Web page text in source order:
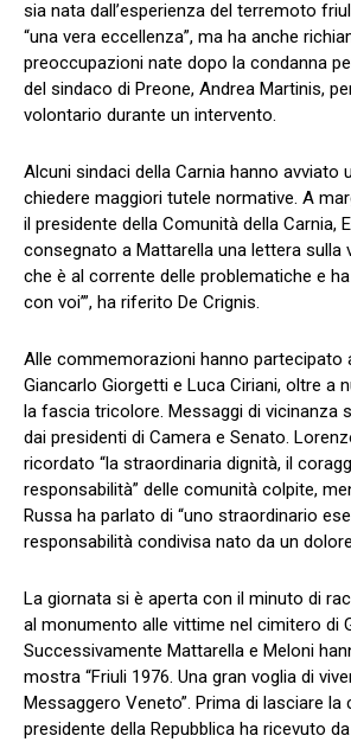
sia nata dall’esperienza del terremoto
“una vera eccellenza”, ma ha anche
preoccupazioni nate dopo la condanna
del sindaco di Preone, Andrea Martinis,
volontario durante un intervento.
Alcuni sindaci della Carnia hanno avviato
chiedere maggiori tutele normative. A
il presidente della Comunità della Carnia,
consegnato a Mattarella una lettera sulla
che è al corrente delle problematiche e
con voi’”, ha riferito De Crignis.
Alle commemorazioni hanno partecipato
Giancarlo Giorgetti e Luca Ciriani, oltre a
la fascia tricolore. Messaggi di vicinanza
dai presidenti di Camera e Senato.
ricordato “la straordinaria dignità, il
responsabilità” delle comunità colpite,
Russa ha parlato di “uno straordinario
responsabilità condivisa nato da un dolore
La giornata si è aperta con il minuto di
al monumento alle vittime nel cimitero di
Successivamente Mattarella e Meloni
mostra “Friuli 1976. Una gran voglia di
Messaggero Veneto”. Prima di lasciare la
presidente della Repubblica ha ricevuto